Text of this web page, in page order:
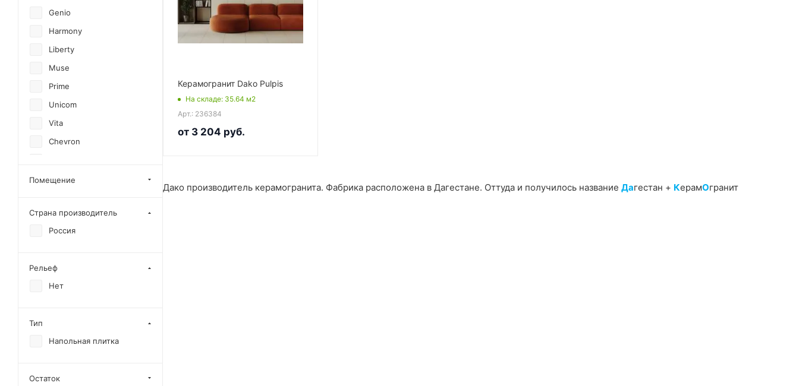
Керамогранит Dako Pulpis
На складе: 35.64 м2
Арт.: 236384
от 3 204 руб.
Дако производитель керамогранита. Фабрика расположена в Дагестане. Оттуда и получилось название Дагестан + КерамОгранит
Genio
Harmony
Liberty
Muse
Prime
Unicom
Vita
Chevron
Extreme
Imperial
Legend
Season
Supreme
Pulpis
Mirage
Помещение
Страна производитель
Россия
Рельеф
Нет
Тип
Напольная плитка
Остаток